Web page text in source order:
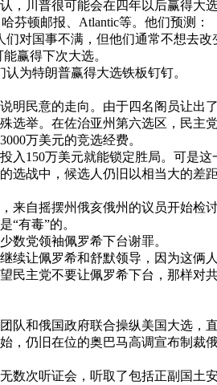
，川普很可能会在四年以后赢得大
芬顿邮报、Atlantic等。他们预测：
对国事不满，但他们通常不想去改
赢得下次大选。
为特朗普赢得大选铁板钉钉。
明民意的走向。由于四名阁员让出
选举。在佐治亚州第六选区，民主
万美元的竞选经费。
入150万美元就能锁定胜局。可是这
选战中，候选人仍旧以相当大的差
来自摇摆州俄亥俄州的议员开始检
“有毒”的。
数党领袖佩罗希下台谢罪。
续让佩罗希和舒默领导，因为这俩
民主党不要让佩罗希下台，那样对
队和俄国政府联合操纵美国大选，
，仍旧在位的奥巴马高调宣布制裁俄
数次听证会，听取了包括正副国土